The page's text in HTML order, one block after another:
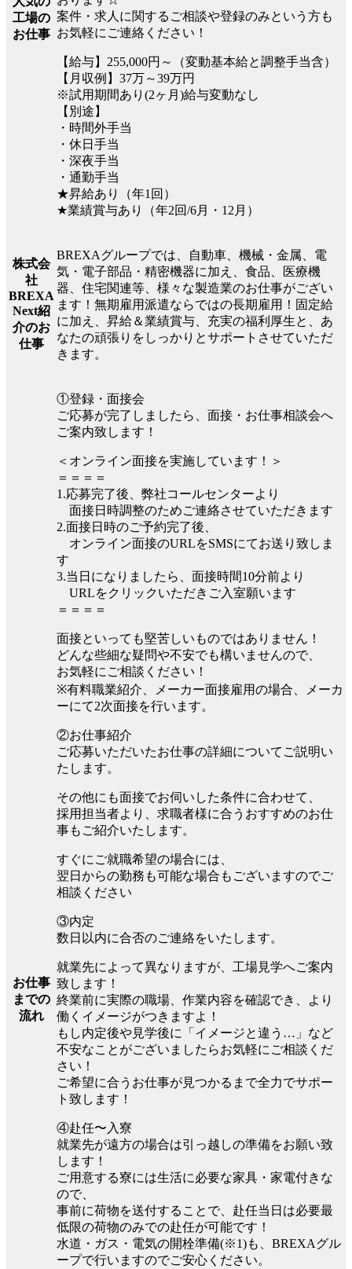
工場の
お仕事
案件・求人に関するご相談や登録のみという方も
お気軽にご連絡ください！
【給与】255,000円～（変動基本給と調整手当含）
【月収例】37万～39万円
※試用期間あり(2ヶ月)給与変動なし
【別途】
・時間外手当
・休日手当
・深夜手当
・通勤手当
★昇給あり（年1回）
★業績賞与あり（年2回/6月・12月）
株式会
社
BREXA
Next紹
介のお
仕事
BREXAグループでは、自動車、機械・金属、電
気・電子部品・精密機器に加え、食品、医療機
器、住宅関連等、様々な製造業のお仕事がござい
ます！無期雇用派遣ならではの長期雇用！固定給
に加え、昇給＆業績賞与、充実の福利厚生と、あ
なたの頑張りをしっかりとサポートさせていただ
きます。
お仕事
までの
流れ
①登録・面接会
ご応募が完了しましたら、面接・お仕事相談会へ
ご案内致します！
＜オンライン面接を実施しています！＞
＝＝＝＝
1.応募完了後、弊社コールセンターより
面接日時調整のためご連絡させていただきます
2.面接日時のご予約完了後、
オンライン面接のURLをSMSにてお送り致しま
す
3.当日になりましたら、面接時間10分前より
URLをクリックいただきご入室願います
＝＝＝＝
面接といっても堅苦しいものではありません！
どんな些細な疑問や不安でも構いませんので、
お気軽にご相談ください！
※有料職業紹介、メーカー面接雇用の場合、メーカ
ーにて2次面接を行います。
②お仕事紹介
ご応募いただいたお仕事の詳細についてご説明い
たします。
その他にも面接でお伺いした条件に合わせて、
採用担当者より、求職者様に合うおすすめのお仕
事もご紹介いたします。
すぐにご就職希望の場合には、
翌日からの勤務も可能な場合もございますのでご
相談ください
③内定
数日以内に合否のご連絡をいたします。
就業先によって異なりますが、工場見学へご案内
致します！
終業前に実際の職場、作業内容を確認でき、より
働くイメージがつきますよ！
もし内定後や見学後に「イメージと違う…」など
不安なことがございましたらお気軽にご相談くだ
さい！
ご希望に合うお仕事が見つかるまで全力でサポー
ト致します！
④赴任〜入寮
就業先が遠方の場合は引っ越しの準備をお願い致
します！
ご用意する寮には生活に必要な家具・家電付きな
ので、
事前に荷物を送付することで、赴任当日は必要最
低限の荷物のみでの赴任が可能です！
水道・ガス・電気の開栓準備(※1)も、BREXAグル
ープで行いますのでご安心ください。